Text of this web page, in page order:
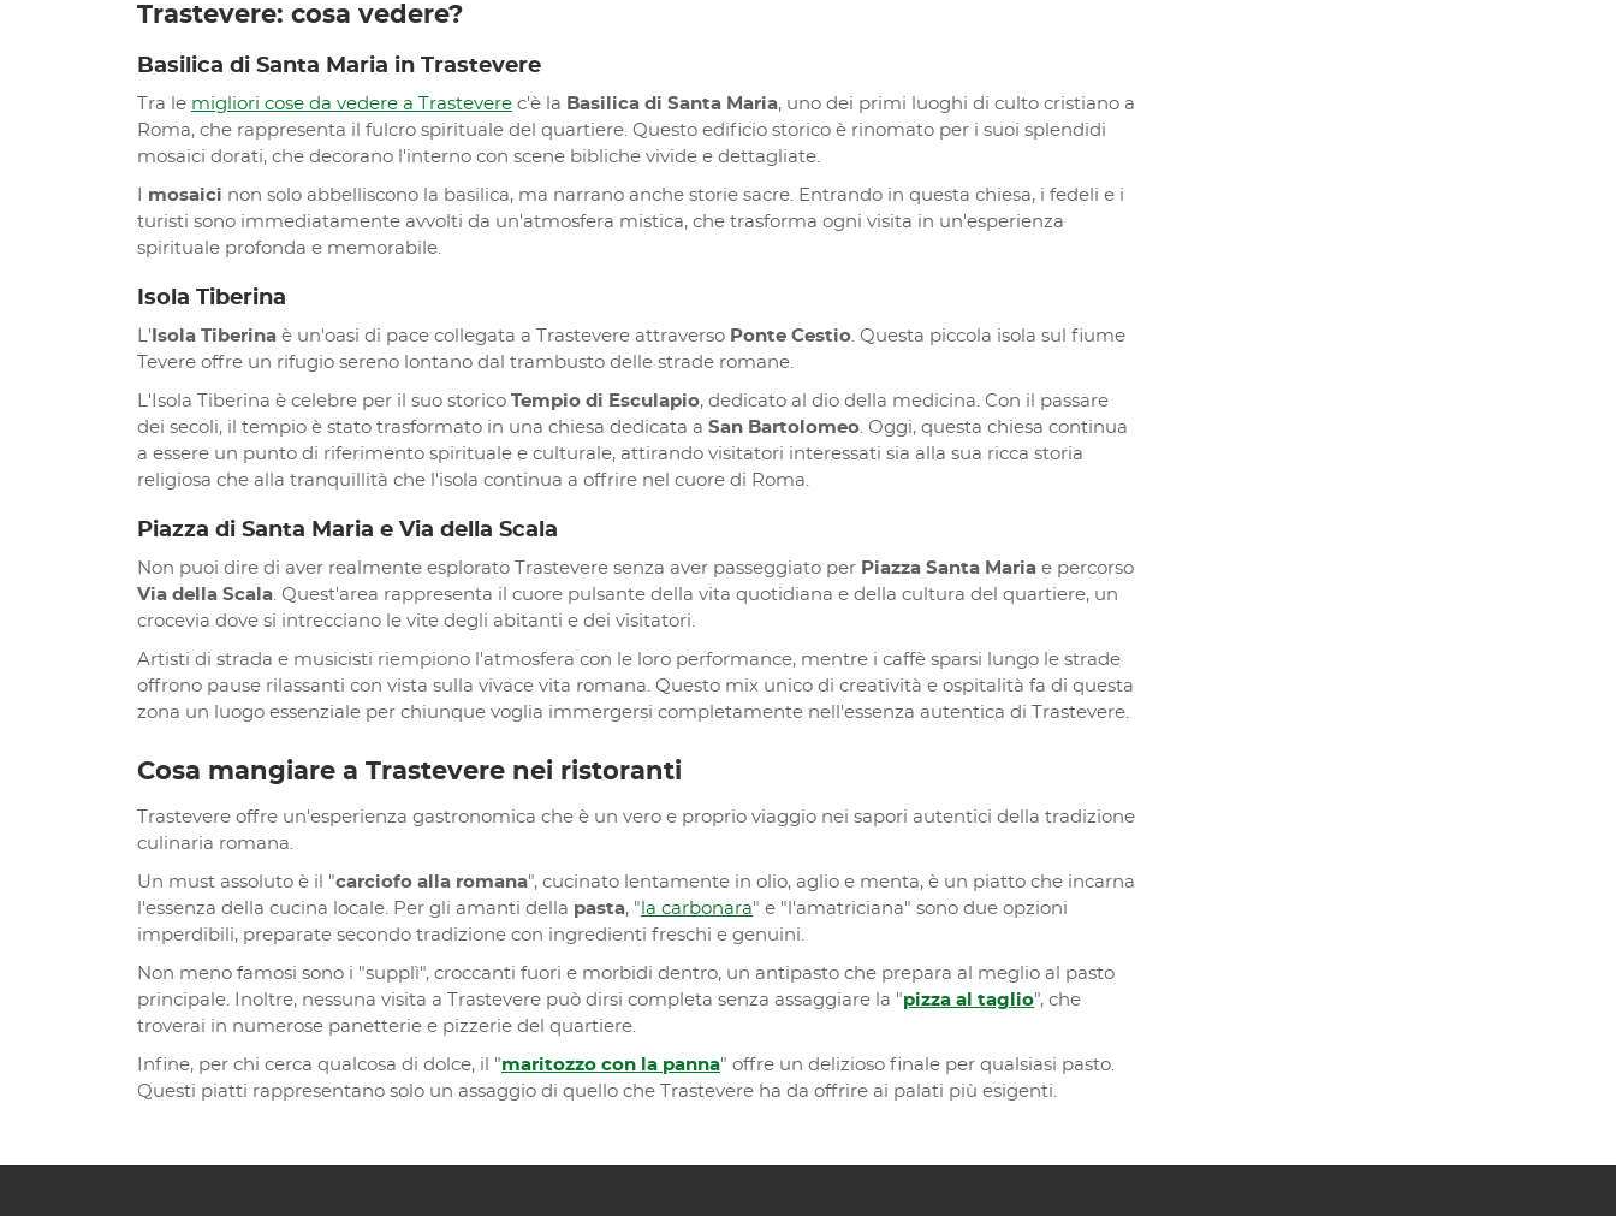
Trastevere: cosa vedere?
Basilica di Santa Maria in Trastevere
Tra le migliori cose da vedere a Trastevere c'è la Basilica di Santa Maria, uno dei primi luoghi di culto cristiano a
Roma, che rappresenta il fulcro spirituale del quartiere. Questo edificio storico è rinomato per i suoi splendidi
mosaici dorati, che decorano l'interno con scene bibliche vivide e dettagliate.
mosaici non solo abbelliscono la basilica, ma narrano anche storie sacre. Entrando in questa chiesa, i fedeli e i
turisti sono immediatamente avvolti da un'atmosfera mistica, che trasforma ogni visita in un'esperienza
spirituale profonda e memorabile.
Isola Tiberina
L' Isola Tiberina è un'oasi di pace collegata a Trastevere attraverso Ponte Cestio. Questa piccola isola sul fiume
Tevere offre un rifugio sereno lontano dal trambusto delle strade romane.
L'Isola Tiberina è celebre per il suo storico Tempio di Esculapio, dedicato al dio della medicina. Con il passare
dei secoli, il tempio è stato trasformato in una chiesa dedicata a San Bartolomeo. Oggi, questa chiesa continua
a essere un punto di riferimento spirituale e culturale, attirando visitatori interessati sia alla sua ricca storia
religiosa che alla tranquillità che l'isola continua a offrire nel cuore di Roma.
Piazza di Santa Maria e Via della Scala
Non puoi dire di aver realmente esplorato Trastevere senza aver passeggiato per Piazza Santa Maria e percorso
Via della Scala. Quest'area rappresenta il cuore pulsante della vita quotidiana e della cultura del quartiere, un
crocevia dove si intrecciano le vite degli abitanti e dei visitatori.
Artisti di strada e musicisti riempiono l'atmosfera con le loro performance, mentre i caffè sparsi lungo le strade
offrono pause rilassanti con vista sulla vivace vita romana. Questo mix unico di creatività e ospitalità fa di questa
zona un luogo essenziale per chiunque voglia immergersi completamente nell'essenza autentica di Trastevere.
Cosa mangiare a Trastevere nei ristoranti
Trastevere offre un'esperienza gastronomica che è un vero e proprio viaggio nei sapori autentici della tradizione
culinaria romana.
Un must assoluto è il "carciofo alla romana", cucinato lentamente in olio, aglio e menta, è un piatto che incarna
l'essenza della cucina locale. Per gli amanti della pasta, " la carbonara" e "l'amatriciana" sono due opzioni
imperdibili, preparate secondo tradizione con ingredienti freschi e genuini.
Non meno famosi sono i "supplì", croccanti fuori e morbidi dentro, un antipasto che prepara al meglio al pasto
principale. Inoltre, nessuna visita a Trastevere può dirsi completa senza assaggiare la "pizza al taglio", che
troverai in numerose panetterie e pizzerie del quartiere.
Infine, per chi cerca qualcosa di dolce, il "maritozzo con la panna" offre un delizioso finale per qualsiasi pasto.
Questi piatti rappresentano solo un assaggio di quello che Trastevere ha da offrire ai palati più esigenti.